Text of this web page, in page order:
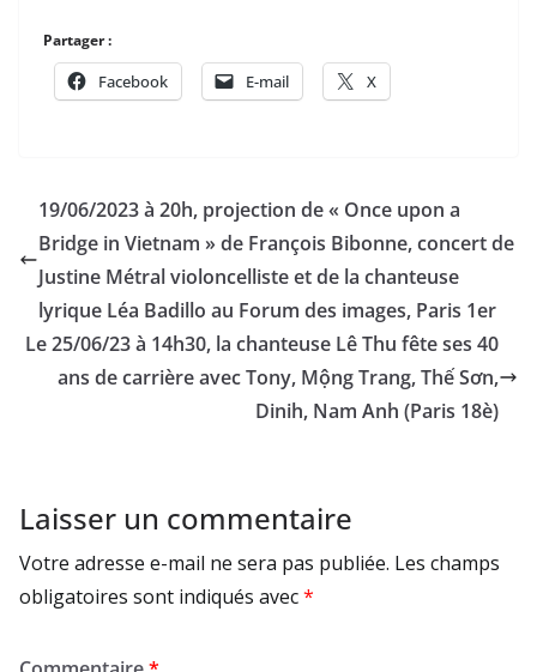
Partager :
Facebook E-mail X
19/06/2023 à 20h, projection de « Once upon a
Bridge in Vietnam » de François Bibonne, concert de
Justine Métral violoncelliste et de la chanteuse
lyrique Léa Badillo au Forum des images, Paris 1er
Le 25/06/23 à 14h30, la chanteuse Lê Thu fête ses 40
ans de carrière avec Tony, Mộng Trang, Thế Sơn,
Dinih, Nam Anh (Paris 18è)
Laisser un commentaire
Votre adresse e-mail ne sera pas publiée. Les champs
obligatoires sont indiqués avec*